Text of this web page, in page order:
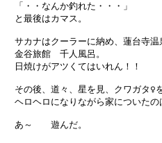
「・・なんか釣れた・・・」
と最後はカマス。
サカナはクーラーに納め、蓮台寺温
金谷旅館　千人風呂。
日焼けがアツくてはいれん！！
その後、道々、星を見、クワガタ♀
ヘロヘロになりながら家についたの
あ～　　遊んだ。